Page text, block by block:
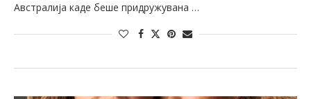
Австралија каде беше придружувана …